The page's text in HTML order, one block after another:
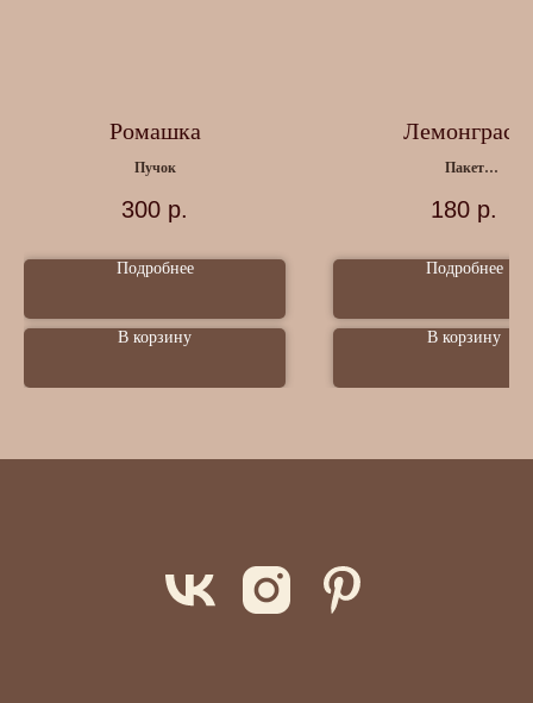
Ромашка
Пучок
300 р.
Подробнее
В корзину
Лемонграсс
Пакет
180 р.
Подробнее
В корзину